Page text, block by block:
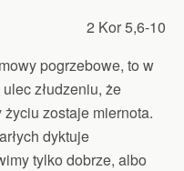
2 Kor 5,6-10
pogrzebowe, to w
złudzeniu, że
zostaje miernota.
dyktuje
tylko dobrze, albo